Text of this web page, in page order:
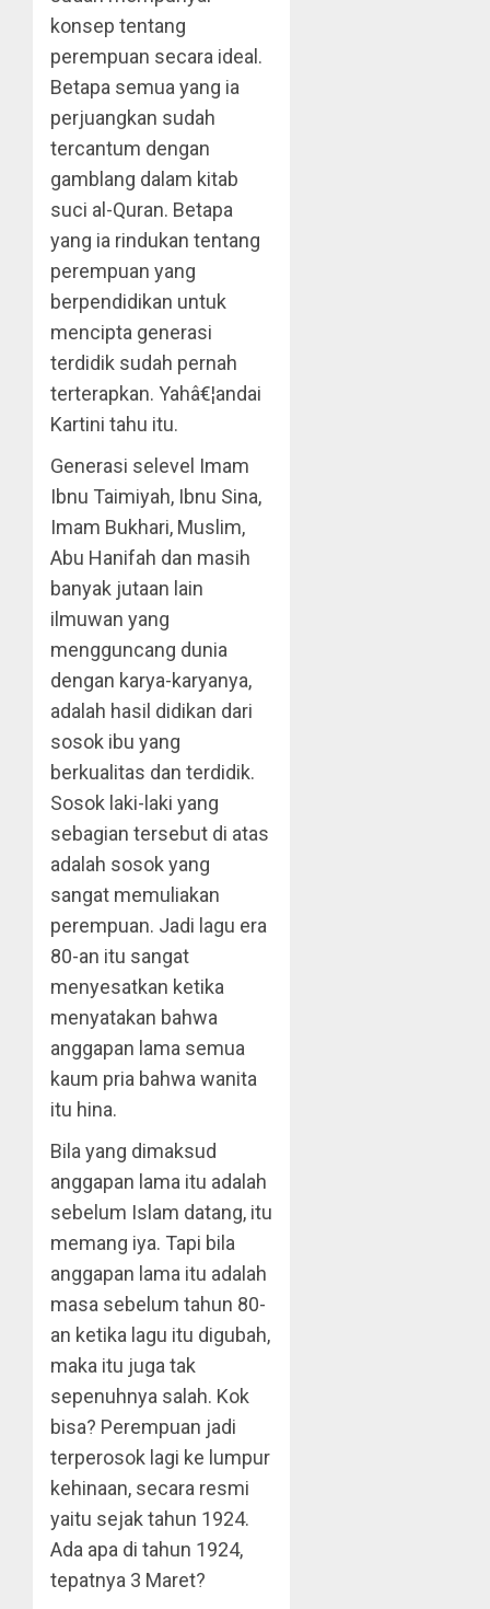
konsep tentang
perempuan secara ideal.
Betapa semua yang ia
perjuangkan sudah
tercantum dengan
gamblang dalam kitab
suci al-Quran. Betapa
yang ia rindukan tentang
perempuan yang
berpendidikan untuk
mencipta generasi
terdidik sudah pernah
terterapkan. Yahâ€¦andai
Kartini tahu itu.
Generasi selevel Imam
Ibnu Taimiyah, Ibnu Sina,
Imam Bukhari, Muslim,
Abu Hanifah dan masih
banyak jutaan lain
ilmuwan yang
mengguncang dunia
dengan karya-karyanya,
adalah hasil didikan dari
sosok ibu yang
berkualitas dan terdidik.
Sosok laki-laki yang
sebagian tersebut di atas
adalah sosok yang
sangat memuliakan
perempuan. Jadi lagu era
80-an itu sangat
menyesatkan ketika
menyatakan bahwa
anggapan lama semua
kaum pria bahwa wanita
itu hina.
Bila yang dimaksud
anggapan lama itu adalah
sebelum Islam datang, itu
memang iya. Tapi bila
anggapan lama itu adalah
masa sebelum tahun 80-
an ketika lagu itu digubah,
maka itu juga tak
sepenuhnya salah. Kok
bisa? Perempuan jadi
terperosok lagi ke lumpur
kehinaan, secara resmi
yaitu sejak tahun 1924.
Ada apa di tahun 1924,
tepatnya 3 Maret?